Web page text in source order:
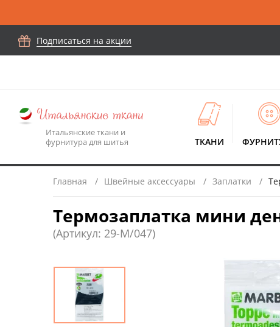
Подписаться на акции
Итальянские ткани и
фурнитура для шитья
ТКАНИ
Главная Швейные аксессуары Заплатки
Термозаплатка мини
(Артикул: 29-M/047)